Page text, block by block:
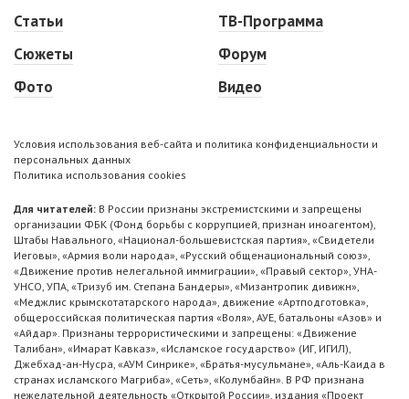
Статьи
Сюжеты
Фото
ТВ-Программа
Форум
Видео
Условия использования веб-сайта и политика конфиденциальности и
персональных данных
Политика использования cookies
Для читателей: В России признаны экстремистскими и запрещены
организации ФБК (Фонд борьбы с коррупцией, признан иноагентом),
Штабы Навального, «Национал-большевистская партия», «Свидетели
Иеговы», «Армия воли народа», «Русский общенациональный союз»,
«Движение против нелегальной иммиграции», «Правый сектор», УНА-
УНСО, УПА, «Тризуб им. Степана Бандеры», «Мизантропик дивижн»,
«Меджлис крымскотатарского народа», движение «Артподготовка»,
общероссийская политическая партия «Воля», АУЕ, батальоны «Азов» и
«Айдар». Признаны террористическими и запрещены: «Движение
Талибан», «Имарат Кавказ», «Исламское государство» (ИГ, ИГИЛ),
Джебхад-ан-Нусра, «АУМ Синрике», «Братья-мусульмане», «Аль-Каида в
странах исламского Магриба», «Сеть», «Колумбайн». В РФ признана
нежелательной деятельность «Открытой России», издания «Проект